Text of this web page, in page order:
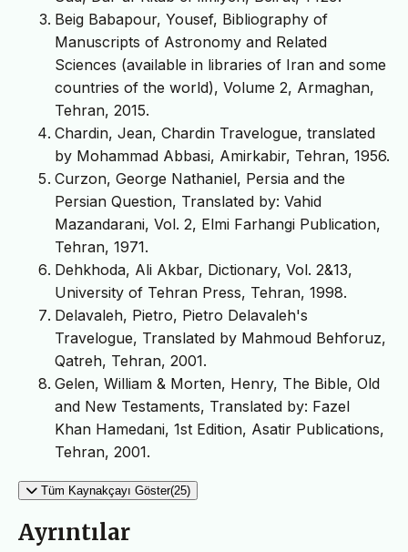
Beig Babapour, Yousef, Bibliography of
Manuscripts of Astronomy and Related
Sciences (available in libraries of Iran and some
countries of the world), Volume 2, Armaghan,
Tehran, 2015.
Chardin, Jean, Chardin Travelogue, translated
by Mohammad Abbasi, Amirkabir, Tehran, 1956.
Curzon, George Nathaniel, Persia and the
Persian Question, Translated by: Vahid
Mazandarani, Vol. 2, Elmi Farhangi Publication,
Tehran, 1971.
Dehkhoda, Ali Akbar, Dictionary, Vol. 2&13,
University of Tehran Press, Tehran, 1998.
Delavaleh, Pietro, Pietro Delavaleh's
Travelogue, Translated by Mahmoud Behforuz,
Qatreh, Tehran, 2001.
Gelen, William & Morten, Henry, The Bible, Old
and New Testaments, Translated by: Fazel
Khan Hamedani, 1st Edition, Asatir Publications,
Tehran, 2001.
Tüm Kaynakçayı Göster(25)
Ayrıntılar